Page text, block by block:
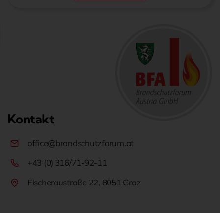
Kontakt
office@brandschutzforum.at
+43 (0) 316/71-92-11
Fischeraustraße 22, 8051 Graz